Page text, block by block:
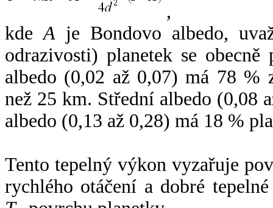
,
kdeA je Bondovo albedo,
odrazivosti) planetek se
albedo (0,02 až 0,07) má 78 %
než 25 km. Střední albedo (0,08
albedo (0,13 až 0,28) má 18 %
Tento tepelný výkon vyzařuje
rychlého otáčení a dobré